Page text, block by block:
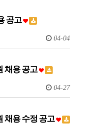
공고
04-04
채용 공고
04-27
채용 수정 공고